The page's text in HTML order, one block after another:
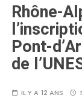
Rhône-
Pont-
de
IL Y A 12 ANS